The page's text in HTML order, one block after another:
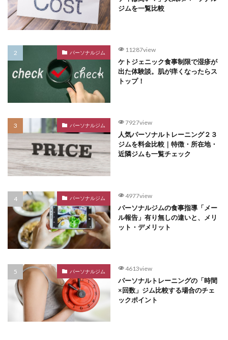
ジムを一覧比較
パーソナルジム 11287view
ケトジェニック食事制限で湿疹が
出た体験談。肌が痒くなったらス
トップ！
パーソナルジム 7927view
人気パーソナルトレーニング２３
ジムを料金比較｜特徴・所在地・
近隣ジムも一覧チェック
パーソナルジム 4977view
パーソナルジムの食事指導「メー
ル報告」有り無しの違いと、メリ
ット・デメリット
パーソナルジム 4613view
パーソナルトレーニングの「時間
×回数」ジム比較する場合のチェ
ックポイント